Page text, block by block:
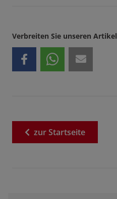
Verbreiten Sie unseren Artikel
zurStartseite